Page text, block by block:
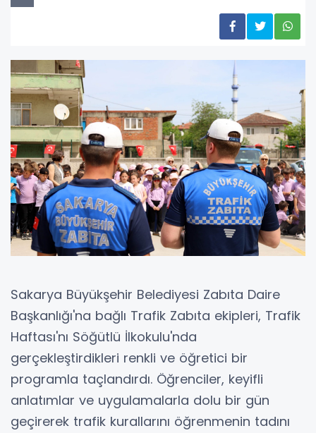
Sakarya Büyükşehir Belediyesi Zabıta Daire
Başkanlığı'na bağlı Trafik Zabıta ekipleri, Trafik
Haftası'nı Söğütlü İlkokulu'nda
gerçekleştirdikleri renkli ve öğretici bir
programla taçlandırdı. Öğrenciler, keyifli
anlatımlar ve uygulamalarla dolu bir gün
geçirerek trafik kurallarını öğrenmenin tadını